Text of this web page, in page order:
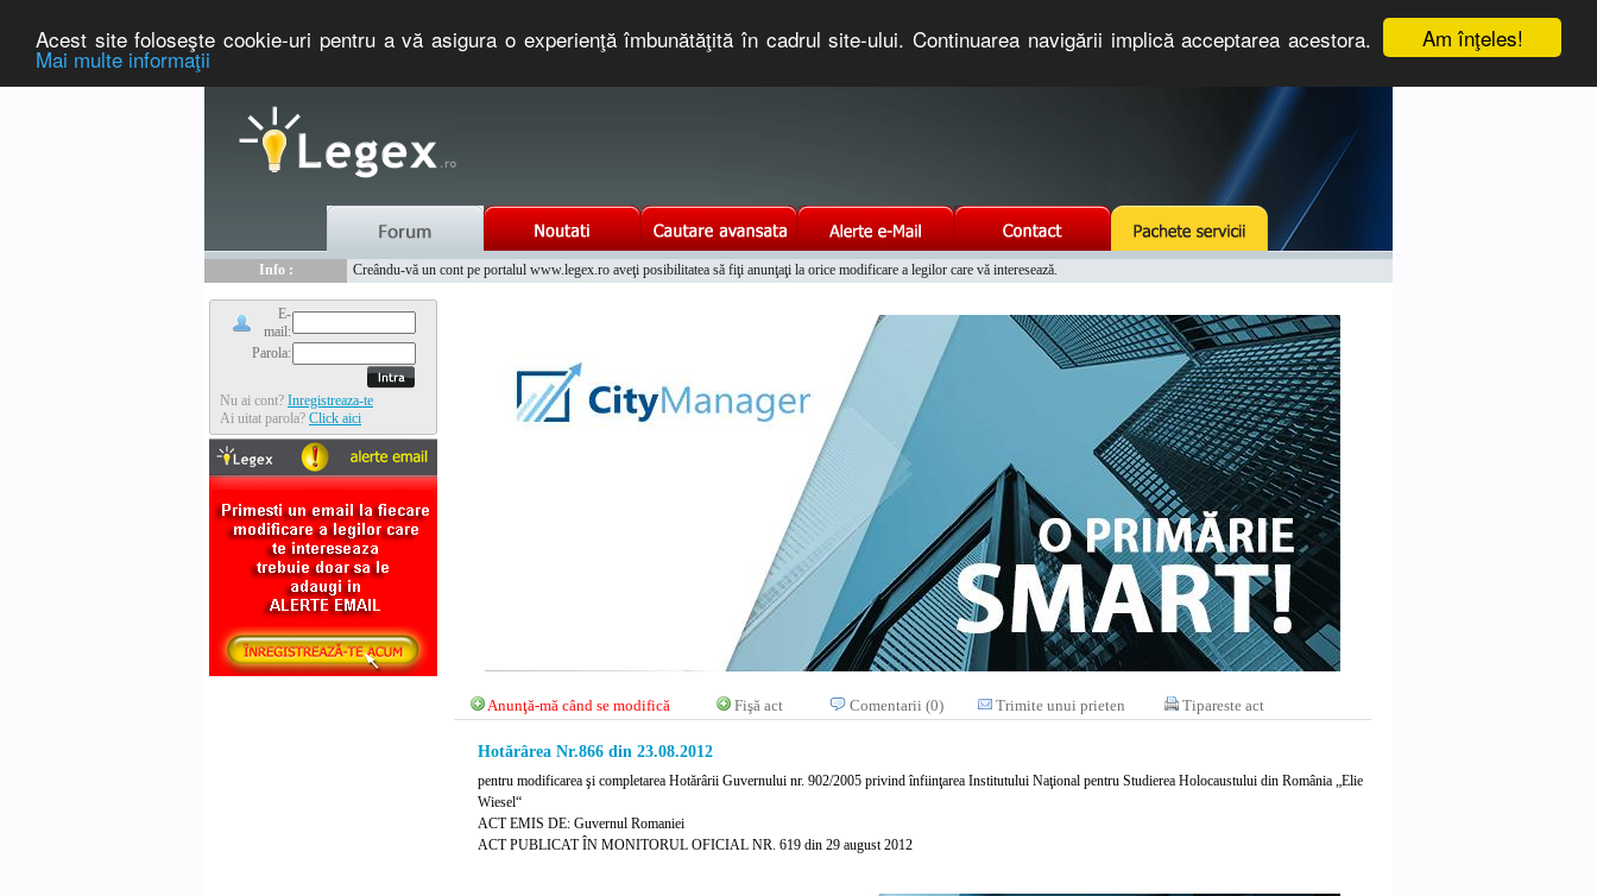
Am înţeles!
Acest site foloseşte cookie-uri pentru a vă asigura o experienţă îmbunătăţită în cadrul site-ului. Continuarea navigării implică acceptarea acestora.
Mai multe informaţii
Info :
Creându-vă un cont pe portalul www.legex.ro aveţi posibilitatea să fiţi anunţaţi la orice modificare a legilor care vă interesează.
E-
mail:
Parola:
Nu ai cont? Inregistreaza-te
Ai uitat parola? Click aici
Anunţă-mă când se modifică Fişă act Comentarii (0) Trimite unui prieten Tipareste act
Hotărârea Nr.866 din 23.08.2012
pentru modificarea şi completarea Hotărârii Guvernului nr. 902/2005 privind înfiinţarea Institutului Naţional pentru Studierea Holocaustului din România „Elie
Wiesel“
ACT EMIS DE: Guvernul Romaniei
ACT PUBLICAT ÎN MONITORUL OFICIAL NR. 619 din 29 august 2012